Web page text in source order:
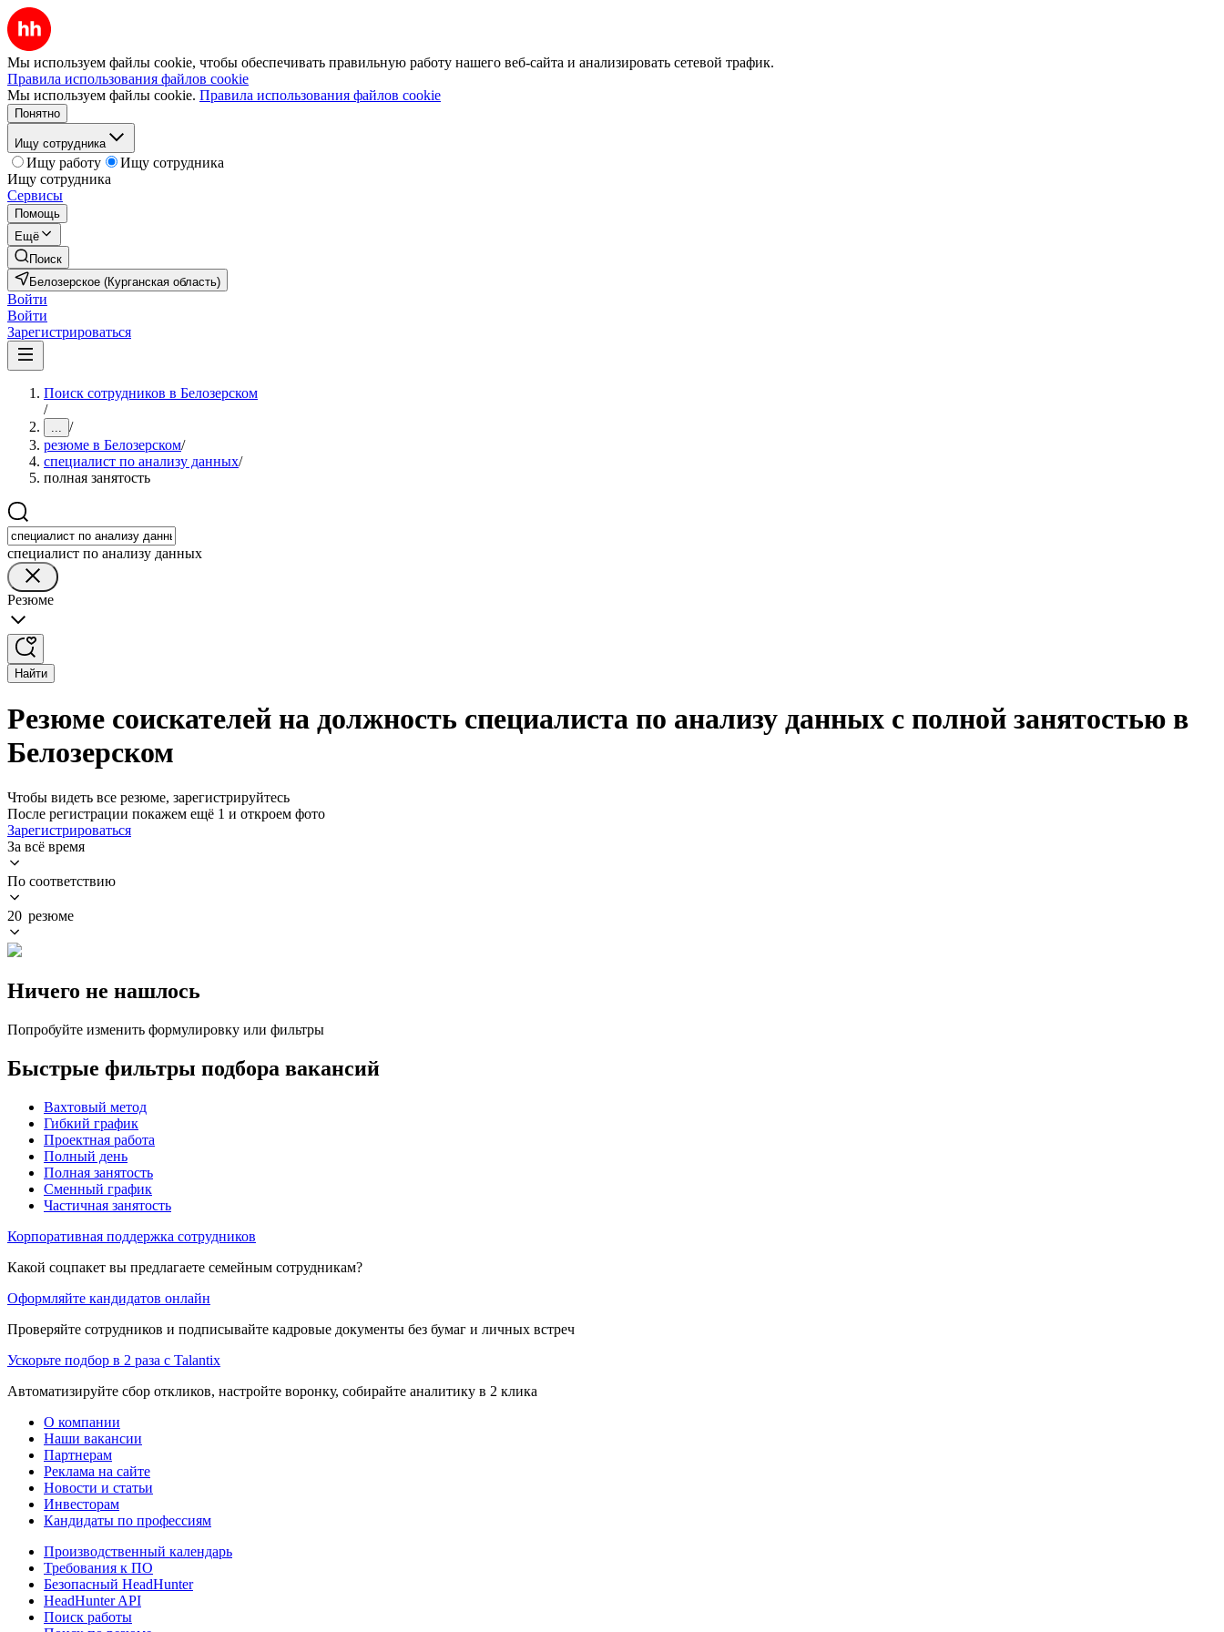
Мы используем файлы cookie, чтобы обеспечивать правильную работу нашего веб-сайта и анализировать сетевой трафик.
Правила использования файлов cookie
Мы используем файлы cookie. Правила использования файлов cookie
Понятно
Ищу сотрудника
Ищу работу
Ищу сотрудника
Ищу сотрудника
Сервисы
Помощь
Ещё
Поиск
Белозерское (Курганская область)
Войти
Войти
Зарегистрироваться
Поиск сотрудников в Белозерском
/
... /
резюме в Белозерском/
специалист по анализу данных/
полная занятость
специалист по анализу данных
Резюме
Найти
Резюме соискателей на должность специалиста по анализу данных с полной занятостью в
Белозерском
Чтобы видеть все резюме, зарегистрируйтесь
После регистрации покажем ещё 1 и откроем фото
Зарегистрироваться
За всё время
По соответствию
20 резюме
Ничего не нашлось
Попробуйте изменить формулировку или фильтры
Быстрые фильтры подбора вакансий
Вахтовый метод
Гибкий график
Проектная работа
Полный день
Полная занятость
Сменный график
Частичная занятость
Корпоративная поддержка сотрудников
Какой соцпакет вы предлагаете семейным сотрудникам?
Оформляйте кандидатов онлайн
Проверяйте сотрудников и подписывайте кадровые документы без бумаг и личных встреч
Ускорьте подбор в 2 раза с Talantix
Автоматизируйте сбор откликов, настройте воронку, собирайте аналитику в 2 клика
О компании
Наши вакансии
Партнерам
Реклама на сайте
Новости и статьи
Инвесторам
Кандидаты по профессиям
Производственный календарь
Требования к ПО
Безопасный HeadHunter
HeadHunter API
Поиск работы